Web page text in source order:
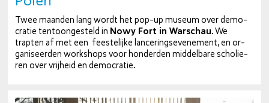
Twee maanden lang wordt het pop-up museum over de­mo­
cra­tie ten­toon­ge­steld in Nowy Fort in Warschau. We
trapten af met een fees­te­lij­ke lan­ce­rings­eve­ne­ment, en or­
ga­ni­seer­den workshops voor honderden mid­del­ba­re scho­lie­
ren over vrijheid en de­mo­cra­tie.